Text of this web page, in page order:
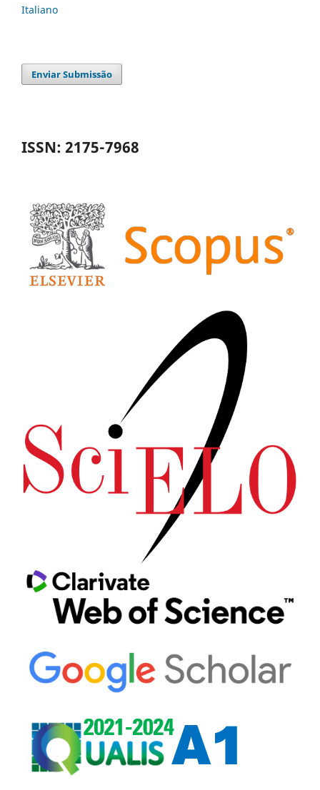
Italiano
Enviar Submissão
ISSN: 2175-7968